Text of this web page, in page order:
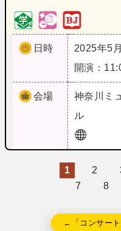
日時
2025年5
開演：
会場 神奈川
ミ
ル
1 2
7
8
←「コンサー